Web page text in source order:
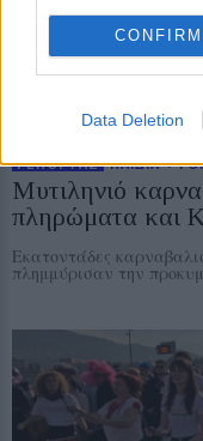
CONFIRM
Data Deletion
ΡΕΠΟΡΤΑΖ ΠΑΙΔΙΑ +
Μυτιληνιό
πληρώματα και
Εκατοντάδες
πλημμύρισαν την